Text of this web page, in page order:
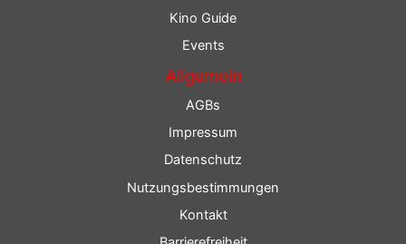
Kino Guide
Events
Allgemein
AGBs
Impressum
Datenschutz
Nutzungsbestimmungen
Kontakt